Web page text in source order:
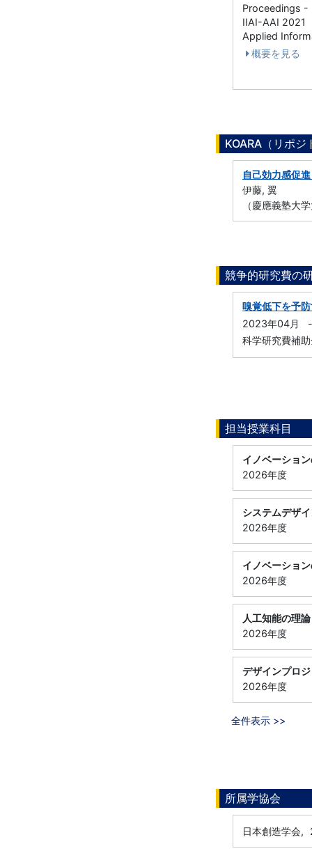
Proceedings -
IIAI-AAI 2021
Applied
概要を見る
KOARA（リポ
自己効力感促
伊藤, 翼
（慶應義塾大
競争的研究費の
嗅覚低下を予
2023年04月
-
科学研究費補
担当授業科目
イノベーショ
2026年度
システムデザ
2026年度
イノベーショ
2026年度
人工知能の理
2026年度
デザインプロ
2026年度
全件表示 >>
所属学協会
日本創造学会,